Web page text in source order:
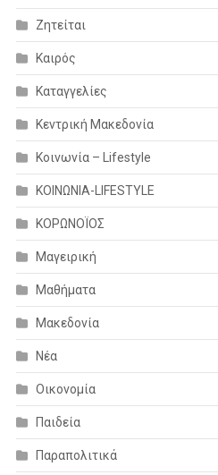
Ζητείται
Καιρός
Καταγγελίες
Κεντρική Μακεδονία
Κοινωνία – Lifestyle
ΚΟΙΝΩΝΙΑ-LIFESTYLE
ΚΟΡΩΝΟΪΟΣ
Μαγειρική
Μαθήματα
Μακεδονία
Νέα
Οικονομία
Παιδεία
Παραπολιτικά